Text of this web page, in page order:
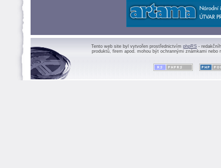
Tento web site byl vytvořen prostřednictvím phpRS -
produktů, firem apod. mohou být ochrannými známkami